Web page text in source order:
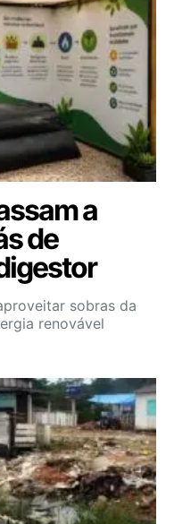
a
de
sobras da
renovável